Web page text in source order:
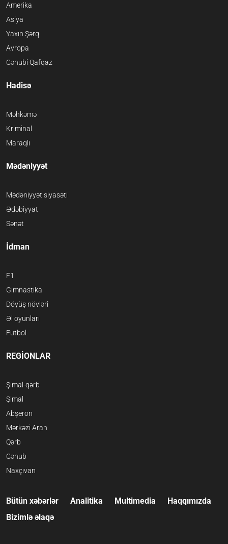
Amerika
Asiya
Yaxın Şərq
Avropa
Cənubi Qafqaz
Hadisə
Məhkəmə
Kriminal
Maraqlı
Mədəniyyət
Mədəniyyət siyasəti
Ədəbiyyat
Sənət
İdman
F1
Gimnastika
Döyüş növləri
Əl oyunları
Futbol
REGİONLAR
Şimal-qərb
Şimal
Abşeron
Mərkəzi Aran
Qərb
Cənub
Naxçıvan
Bütün xəbərlər Analitika Multimedia
Haqqımızda
Bizimlə əlaqə